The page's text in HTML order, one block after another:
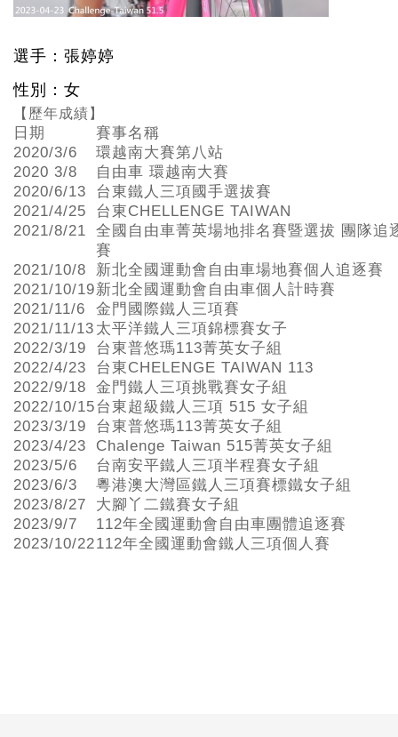
選手：張婷婷
性別：女
【歷年成績】
日期
賽事名稱
2020/3/6
環越南大賽第八站
2020 3/8
自由車 環越南大賽
2020/6/13
台東鐵人三項國手選拔賽
2021/4/25
台東CHELLENGE TAIWAN
2021/8/21
全國自由車菁英場地排名賽暨選拔 團隊追
賽
2021/10/8
新北全國運動會自由車場地賽個人追逐賽
2021/10/19新北全國運動會自由車個人計時賽
2021/11/6
金門國際鐵人三項賽
2021/11/13 太平洋鐵人三項錦標賽女子
2022/3/19
台東普悠瑪113菁英女子組
2022/4/23
台東CHELENGE TAIWAN 113
2022/9/18
金門鐵人三項挑戰賽女子組
2022/10/15台東超級鐵人三項 515 女子組
2023/3/19
台東普悠瑪113菁英女子組
2023/4/23
Chalenge Taiwan 515菁英女子組
2023/5/6
台南安平鐵人三項半程賽女子組
2023/6/3
粵港澳大灣區鐵人三項賽標鐵女子組
2023/8/27
大腳丫二鐵賽女子組
2023/9/7
112年全國運動會自由車團體追逐賽
2023/10/22112年全國運動會鐵人三項個人賽